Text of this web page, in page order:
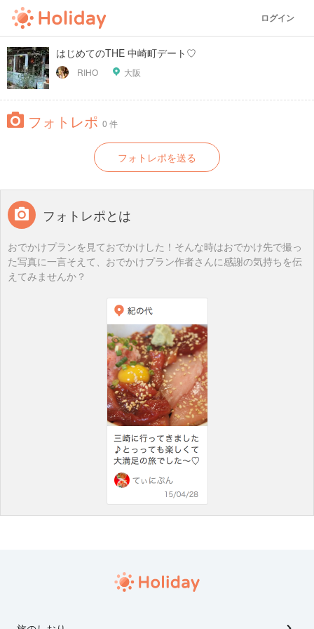
ログイン
はじめてのTHE 中崎町デート♡
RIHO 大阪
フォトレポ 0 件
フォトレポを送る
フォトレポとは
おでかけプランを見ておでかけした！そんな時はおでかけ先で撮っ
た写真に一言そえて、おでかけプラン作者さんに感謝の気持ちを伝
えてみませんか？